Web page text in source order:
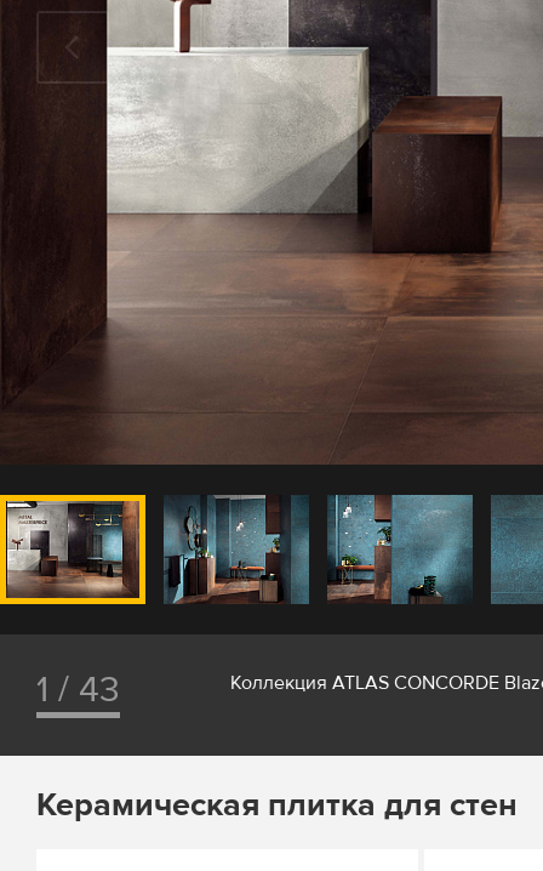
1 / 43 Коллекция ATLAS CONCORDE
Керамическая плитка для стен